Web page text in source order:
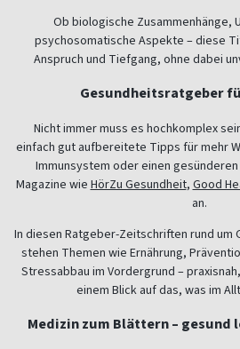
Ob biologische Zusammenhänge,
psychosomatische Aspekte – diese
Anspruch und Tiefgang, ohne dabei
Gesundheitsratgeber
Nicht immer muss es hochkomplex
einfach gut aufbereitete Tipps für mehr
Immunsystem oder einen
Magazine wie HörZu Gesundheit, Good
an.
In diesen Ratgeber-Zeitschriften rund um
stehen Themen wie Ernährung,
Stressabbau im Vordergrund –
einem Blick auf das, was im
Medizin zum Blättern – gesund